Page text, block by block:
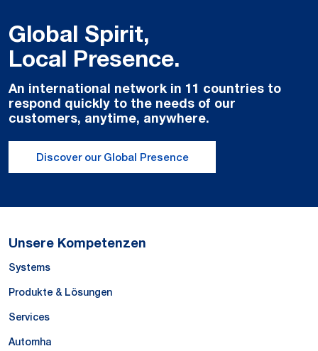
Global Spirit,
Local Presence.
An international network in 11 countries to
respond quickly to the needs of our
customers, anytime, anywhere.
Discover our Global Presence
Unsere Kompetenzen
Systems
Produkte & Lösungen
Services
Automha